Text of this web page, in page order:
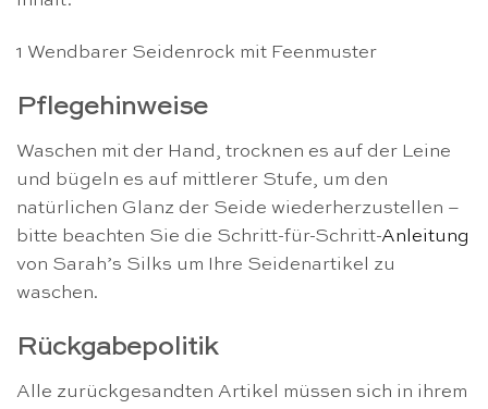
1 Wendbarer Seidenrock mit Feenmuster
Pflegehinweise
Waschen mit der Hand, trocknen es auf der Leine
und bügeln es auf mittlerer Stufe, um den
natürlichen Glanz der Seide wiederherzustellen –
bitte beachten Sie die Schritt-für-Schritt-Anleitung
von Sarah’s Silks um Ihre Seidenartikel zu
waschen.
Rückgabepolitik
Alle zurückgesandten Artikel müssen sich in ihrem